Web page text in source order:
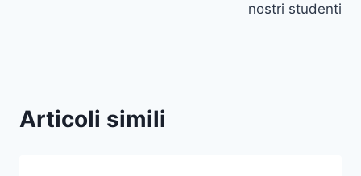
nostri studenti
Articoli simili